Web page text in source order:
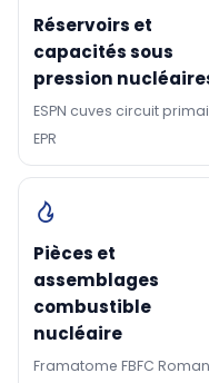
Réservoirs et
capacités sous
pression
ESPN cuves circuit
EPR
Pièces et
assemblages
combustible
nucléaire
Framatome FBFC